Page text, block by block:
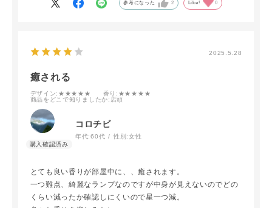
参考になった 2 Like! 0
2025.5.28
癒される
デザイン:★★★★★ 香り :★★★★★
商品をどこで知りましたか:店頭
コロチビ
年代:60代 性別:女性
とても良い香りが部屋中に、、癒されます。
一つ難点、綺麗なランプなのですが中身が見えないのでどの
くらい減ったか確認しにくいので星一つ減。